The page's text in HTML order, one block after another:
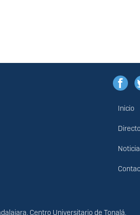
Menú
Inicio
Centro Universitario de Tonalá.